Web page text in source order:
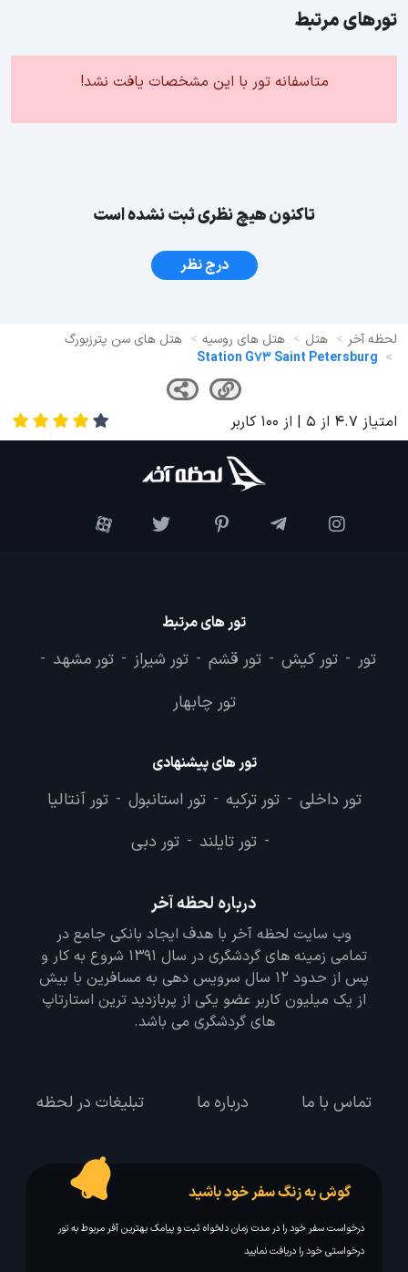
تورهای مرتبط
متاسفانه تور با این مشخصات یافت نشد!
تاکنون هیچ نظری ثبت نشده است
درج نظر
لحظه آخر هتل هتل های روسیه
هتل های سن پترزبورگ
Station G73 Saint Petersburg
امتیاز 4.7 از 5 | از 100 کاربر
تور های مرتبط
تور - تور کیش - تور قشم - تور شیراز - تور مشهد -
تور چابهار
تور های پیشنهادی
تور داخلی - تور ترکیه - تور استانبول - تور آنتالیا
- تور تایلند - تور دبی
درباره لحظه آخر
وب سایت لحظه آخر با هدف ایجاد بانکی جامع در
تمامی زمینه های گردشگری در سال 1391 شروع به کار و
پس از حدود 12 سال سرویس دهی به مسافرین با بیش
از یک میلیون کاربر عضو یکی از پربازدید ترین استارتاپ
های گردشگری می باشد.
تماس با ما درباره ما تبلیغات در لحظه
گوش به زنگ سفر خود باشید
درخواست سفر خود را در مدت زمان دلخواه ثبت و پیامک بهترین آفر مربوط به تور
درخواستی خود را دریافت نمایید